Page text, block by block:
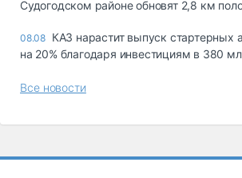
Судогодском районе обновят 2,8 км
08.08 КАЗ нарастит выпуск стартерных
на 20% благодаря инвестициям в 380
Все новости